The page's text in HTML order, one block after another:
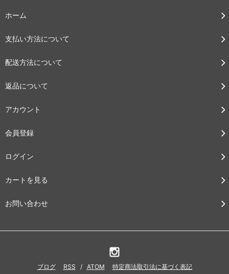
ホーム
支払い方法について
配送方法について
返品について
アカウント
会員登録
ログイン
カートを見る
お問い合わせ
ブログ RSS / ATOM 特定商法取引法に基づく表記